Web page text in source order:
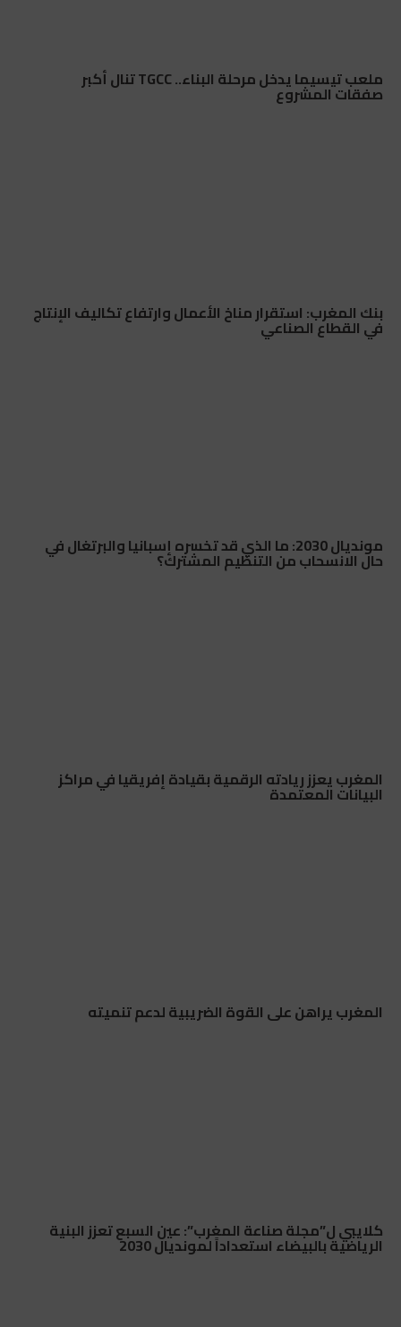
ملعب تيسيما يدخل مرحلة البناء.. TGCC تنال أكبر
صفقات المشروع
بنك المغرب: استقرار مناخ الأعمال وارتفاع تكاليف الإنتاج
في القطاع الصناعي
مونديال 2030: ما الذي قد تخسره إسبانيا والبرتغال في
حال الانسحاب من التنظيم المشترك؟
المغرب يعزز ريادته الرقمية بقيادة إفريقيا في مراكز
البيانات المعتمدة
المغرب يراهن على القوة الضريبية لدعم تنميته
كلايبي ل”مجلة صناعة المغرب”: عين السبع تعزز البنية
الرياضية بالبيضاء استعداداً لمونديال 2030